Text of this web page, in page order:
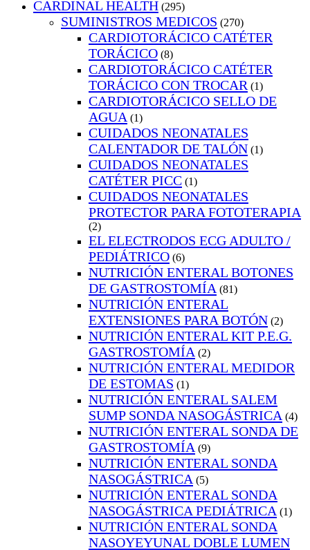
CARDINAL HEALTH (295)
SUMINISTROS MEDICOS (270)
CARDIOTORÁCICO CATÉTER
TORÁCICO (8)
CARDIOTORÁCICO CATÉTER
TORÁCICO CON TROCAR (1)
CARDIOTORÁCICO SELLO DE
AGUA (1)
CUIDADOS NEONATALES
CALENTADOR DE TALÓN (1)
CUIDADOS NEONATALES
CATÉTER PICC (1)
CUIDADOS NEONATALES
PROTECTOR PARA FOTOTERAPIA
(2)
EL ELECTRODOS ECG ADULTO /
PEDIÁTRICO (6)
NUTRICIÓN ENTERAL BOTONES
DE GASTROSTOMÍA (81)
NUTRICIÓN ENTERAL
EXTENSIONES PARA BOTÓN (2)
NUTRICIÓN ENTERAL KIT P.E.G.
GASTROSTOMÍA (2)
NUTRICIÓN ENTERAL MEDIDOR
DE ESTOMAS (1)
NUTRICIÓN ENTERAL SALEM
SUMP SONDA NASOGÁSTRICA (4)
NUTRICIÓN ENTERAL SONDA DE
GASTROSTOMÍA (9)
NUTRICIÓN ENTERAL SONDA
NASOGÁSTRICA (5)
NUTRICIÓN ENTERAL SONDA
NASOGÁSTRICA PEDIÁTRICA (1)
NUTRICIÓN ENTERAL SONDA
NASOYEYUNAL DOBLE LUMEN